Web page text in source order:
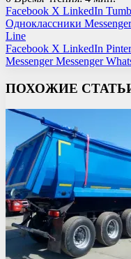
Facebook X LinkedIn
Одноклассники Messenger
Line
Facebook X LinkedIn
Messenger Messenger
ПОХОЖИЕ